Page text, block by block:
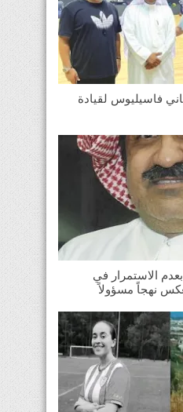
فاسيليوس لقيادة
الاستمرار في
نهجاً مسؤولاً